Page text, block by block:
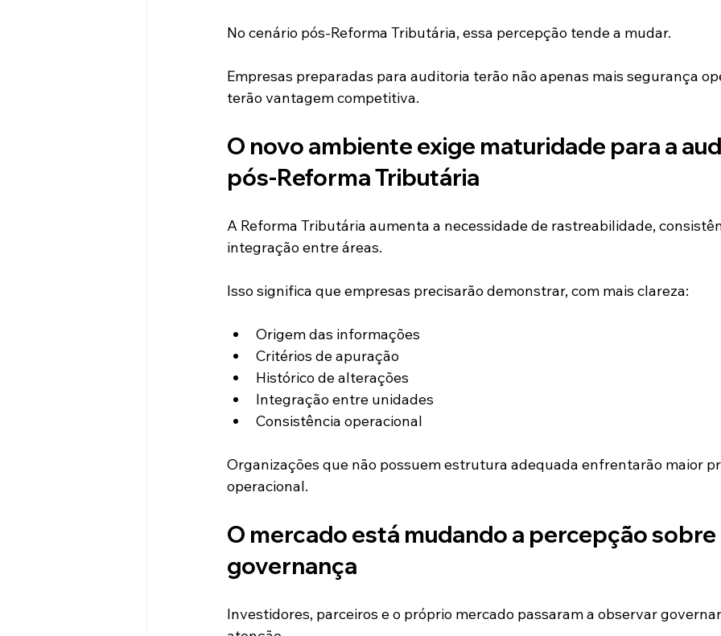
No cenário pós-Reforma Tributária, essa percepção tende a mudar.
Empresas preparadas para auditoria terão não apenas mais segurança
terão vantagem competitiva.
O novo ambiente exige maturidade para a
pós-Reforma Tributária
A Reforma Tributária aumenta a necessidade de rastreabilidade,
integração entre áreas.
Isso significa que empresas precisarão demonstrar, com mais clareza:
Origem das informações
Critérios de apuração
Histórico de alterações
Integração entre unidades
Consistência operacional
Organizações que não possuem estrutura adequada enfrentarão maior
operacional.
O mercado está mudando a percepção sobre
governança
Investidores, parceiros e o próprio mercado passaram a observar